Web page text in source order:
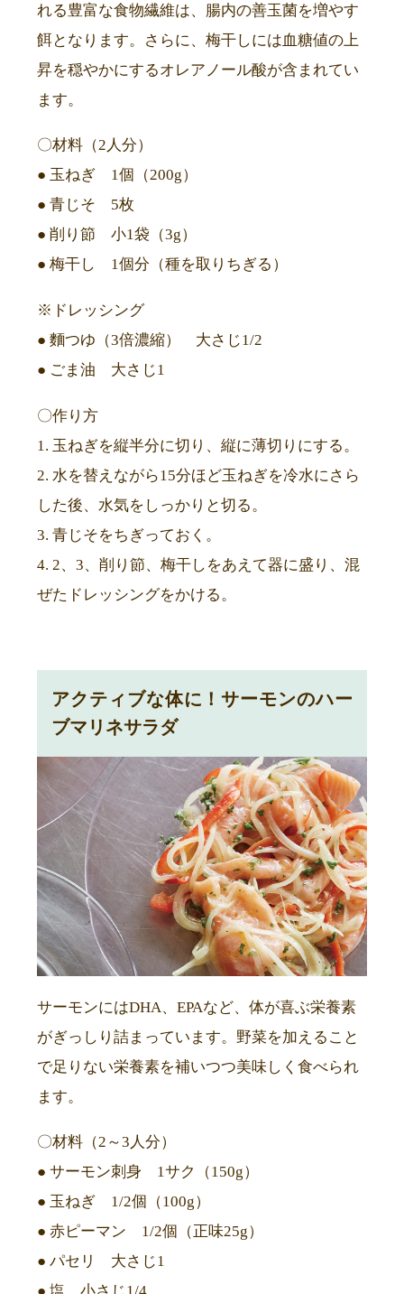
れる豊富な食物繊維は、腸内の善玉菌を増やす
餌となります。さらに、梅干しには血糖値の上
昇を穏やかにするオレアノール酸が含まれてい
ます。
〇材料（2人分）
● 玉ねぎ 1個（200g）
● 青じそ 5枚
● 削り節 小1袋（3g）
● 梅干し 1個分（種を取りちぎる）
※ドレッシング
● 麵つゆ（3倍濃縮） 大さじ1/2
● ごま油 大さじ1
〇作り方
1. 玉ねぎを縦半分に切り、縦に薄切りにする。
2. 水を替えながら15分ほど玉ねぎを冷水にさら
した後、水気をしっかりと切る。
3. 青じそをちぎっておく。
4. 2、3、削り節、梅干しをあえて器に盛り、混
ぜたドレッシングをかける。
アクティブな体に！サーモンのハー
ブマリネサラダ
サーモンにはDHA、EPAなど、体が喜ぶ栄養素
がぎっしり詰まっています。野菜を加えること
で足りない栄養素を補いつつ美味しく食べられ
ます。
〇材料（2～3人分）
● サーモン刺身 1サク（150g）
● 玉ねぎ 1/2個（100g）
● 赤ピーマン 1/2個（正味25g）
● パセリ 大さじ1